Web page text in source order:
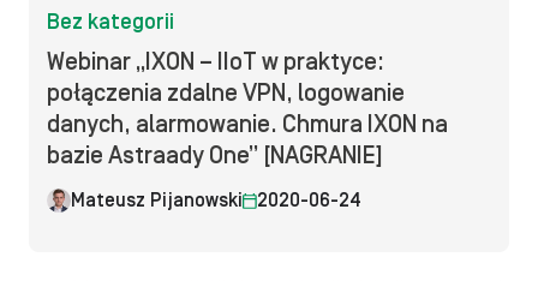
Bez kategorii
Webinar „IXON – IIoT w praktyce:
połączenia zdalne VPN, logowanie
danych, alarmowanie. Chmura IXON na
bazie Astraady One” [NAGRANIE]
Mateusz Pijanowski 2020-06-24